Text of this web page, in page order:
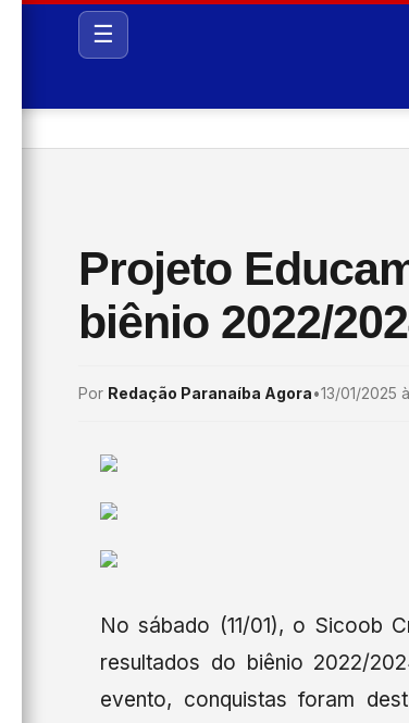
☰
Projeto
biênio 2022/
Por Redação Paranaíba Agora•13/01/2025
No sábado (11/01), o Sicoob
resultados do biênio 2022/
evento, conquistas foram